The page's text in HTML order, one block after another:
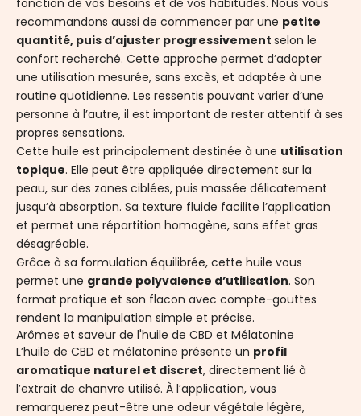
fonction de vos besoins et de vos habitudes. Nous vous
recommandons aussi de commencer par une petite
quantité, puis d’ajuster progressivement selon le
confort recherché. Cette approche permet d’adopter
une utilisation mesurée, sans excès, et adaptée à une
routine quotidienne. Les ressentis pouvant varier d’une
personne à l’autre, il est important de rester attentif à ses
propres sensations.
Cette huile est principalement destinée à une utilisation
topique. Elle peut être appliquée directement sur la
peau, sur des zones ciblées, puis massée délicatement
jusqu’à absorption. Sa texture fluide facilite l’application
et permet une répartition homogène, sans effet gras
désagréable.
Grâce à sa formulation équilibrée, cette huile vous
permet une grande polyvalence d’utilisation. Son
format pratique et son flacon avec compte-gouttes
rendent la manipulation simple et précise.
Arômes et saveur de l'huile de CBD et Mélatonine
L’huile de CBD et mélatonine présente un profil
aromatique naturel et discret, directement lié à
l’extrait de chanvre utilisé. À l’application, vous
remarquerez peut-être une odeur végétale légère,